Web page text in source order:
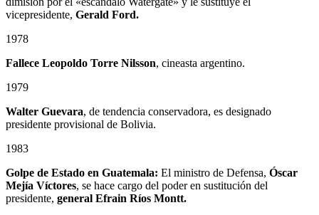
vicepresidente, Gerald Ford.
1978
Fallece Leopoldo Torre Nilsson, cineasta argentino.
1979
Walter Guevara, de tendencia conservadora, es designado
presidente provisional de Bolivia.
1983
Golpe de Estado en Guatemala: El ministro de Defensa, Óscar
Mejía Víctores, se hace cargo del poder en sustitución del
presidente, general Efrain Ríos Montt.